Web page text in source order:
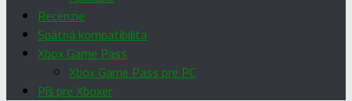
Recenzie
Spätná kompatibilita
Xbox Game Pass
Xbox Game Pass pre PC
Píš pre Xboxer